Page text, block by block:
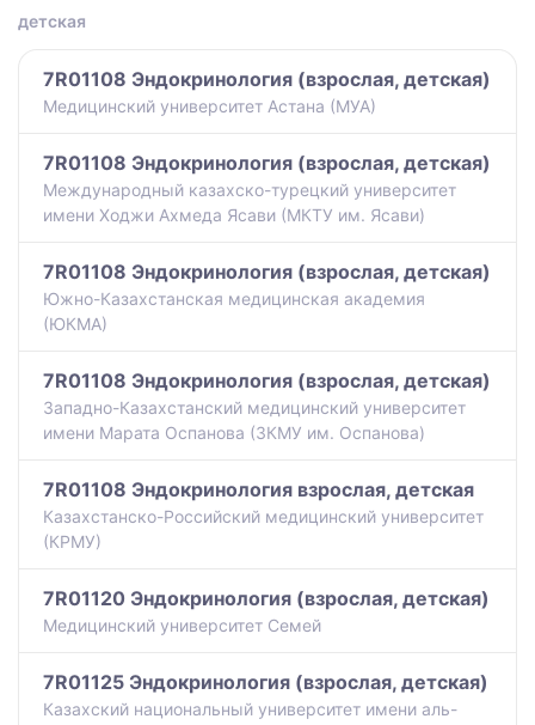
детская
7R01108 Эндокринология (взрослая, детская)
Медицинский университет Астана (МУА)
7R01108 Эндокринология (взрослая, детская)
Международный казахско-турецкий университет
имени Ходжи Ахмеда Ясави (МКТУ им. Ясави)
7R01108 Эндокринология (взрослая, детская)
Южно-Казахстанская медицинская академия
(ЮКМА)
7R01108 Эндокринология (взрослая, детская)
Западно-Казахстанский медицинский университет
имени Марата Оспанова (ЗКМУ им. Оспанова)
7R01108 Эндокринология взрослая, детская
Казахстанско-Российский медицинский университет
(КРМУ)
7R01120 Эндокринология (взрослая, детская)
Медицинский университет Семей
7R01125 Эндокринология (взрослая, детская)
Казахский национальный университет имени аль-